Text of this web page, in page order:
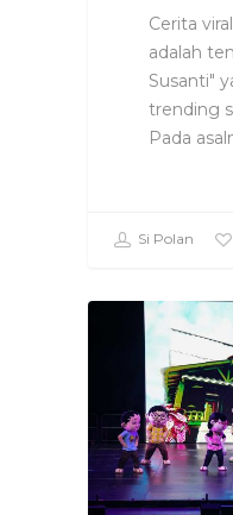
Cerita
adalah
Susanti"
trending
Pada
Si Polan